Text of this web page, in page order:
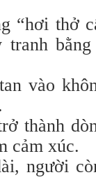
“hơi thở
vào
thành
cảm xúc.
người